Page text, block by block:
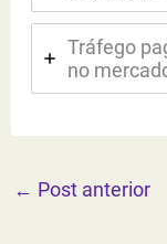
Tráfego
no
← Post anterior